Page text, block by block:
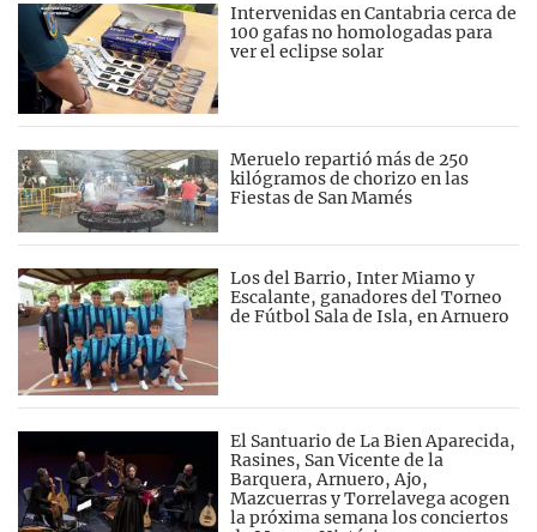
Intervenidas en Cantabria cerca de
100 gafas no homologadas para
ver el eclipse solar
Meruelo repartió más de 250
kilógramos de chorizo en las
Fiestas de San Mamés
Los del Barrio, Inter Miamo y
Escalante, ganadores del Torneo
de Fútbol Sala de Isla, en Arnuero
El Santuario de La Bien Aparecida,
Rasines, San Vicente de la
Barquera, Arnuero, Ajo,
Mazcuerras y Torrelavega acogen
la próxima semana los conciertos